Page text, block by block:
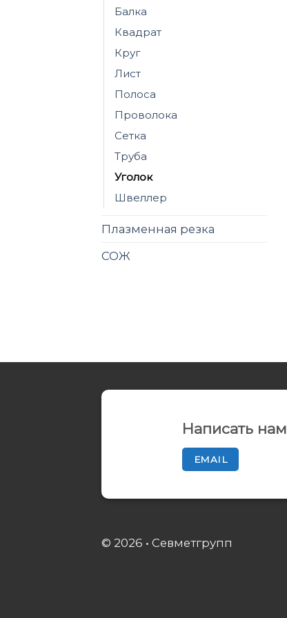
Балка
Квадрат
Круг
Лист
Полоса
Проволока
Сетка
Труба
Уголок
Швеллер
Плазменная резка
СОЖ
Написать нам
EMAIL
© 2026 • Севметгрупп